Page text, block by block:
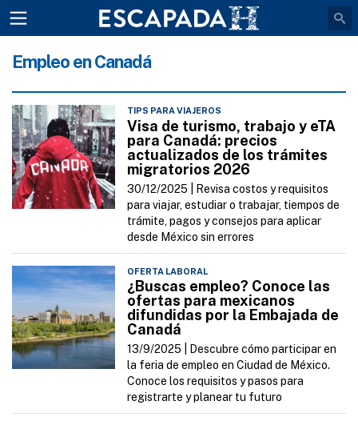
Empleo en Canadá
TIPS PARA VIAJEROS
Visa de turismo, trabajo y eTA
para Canadá: precios
actualizados de los trámites
migratorios 2026
30/12/2025 | Revisa costos y requisitos
para viajar, estudiar o trabajar, tiempos de
trámite, pagos y consejos para aplicar
desde México sin errores
OFERTA LABORAL
¿Buscas empleo? Conoce las
ofertas para mexicanos
difundidas por la Embajada de
Canadá
13/9/2025 |
Descubre cómo participar en
la feria de empleo en Ciudad de México.
Conoce los requisitos y pasos para
registrarte y planear tu futuro